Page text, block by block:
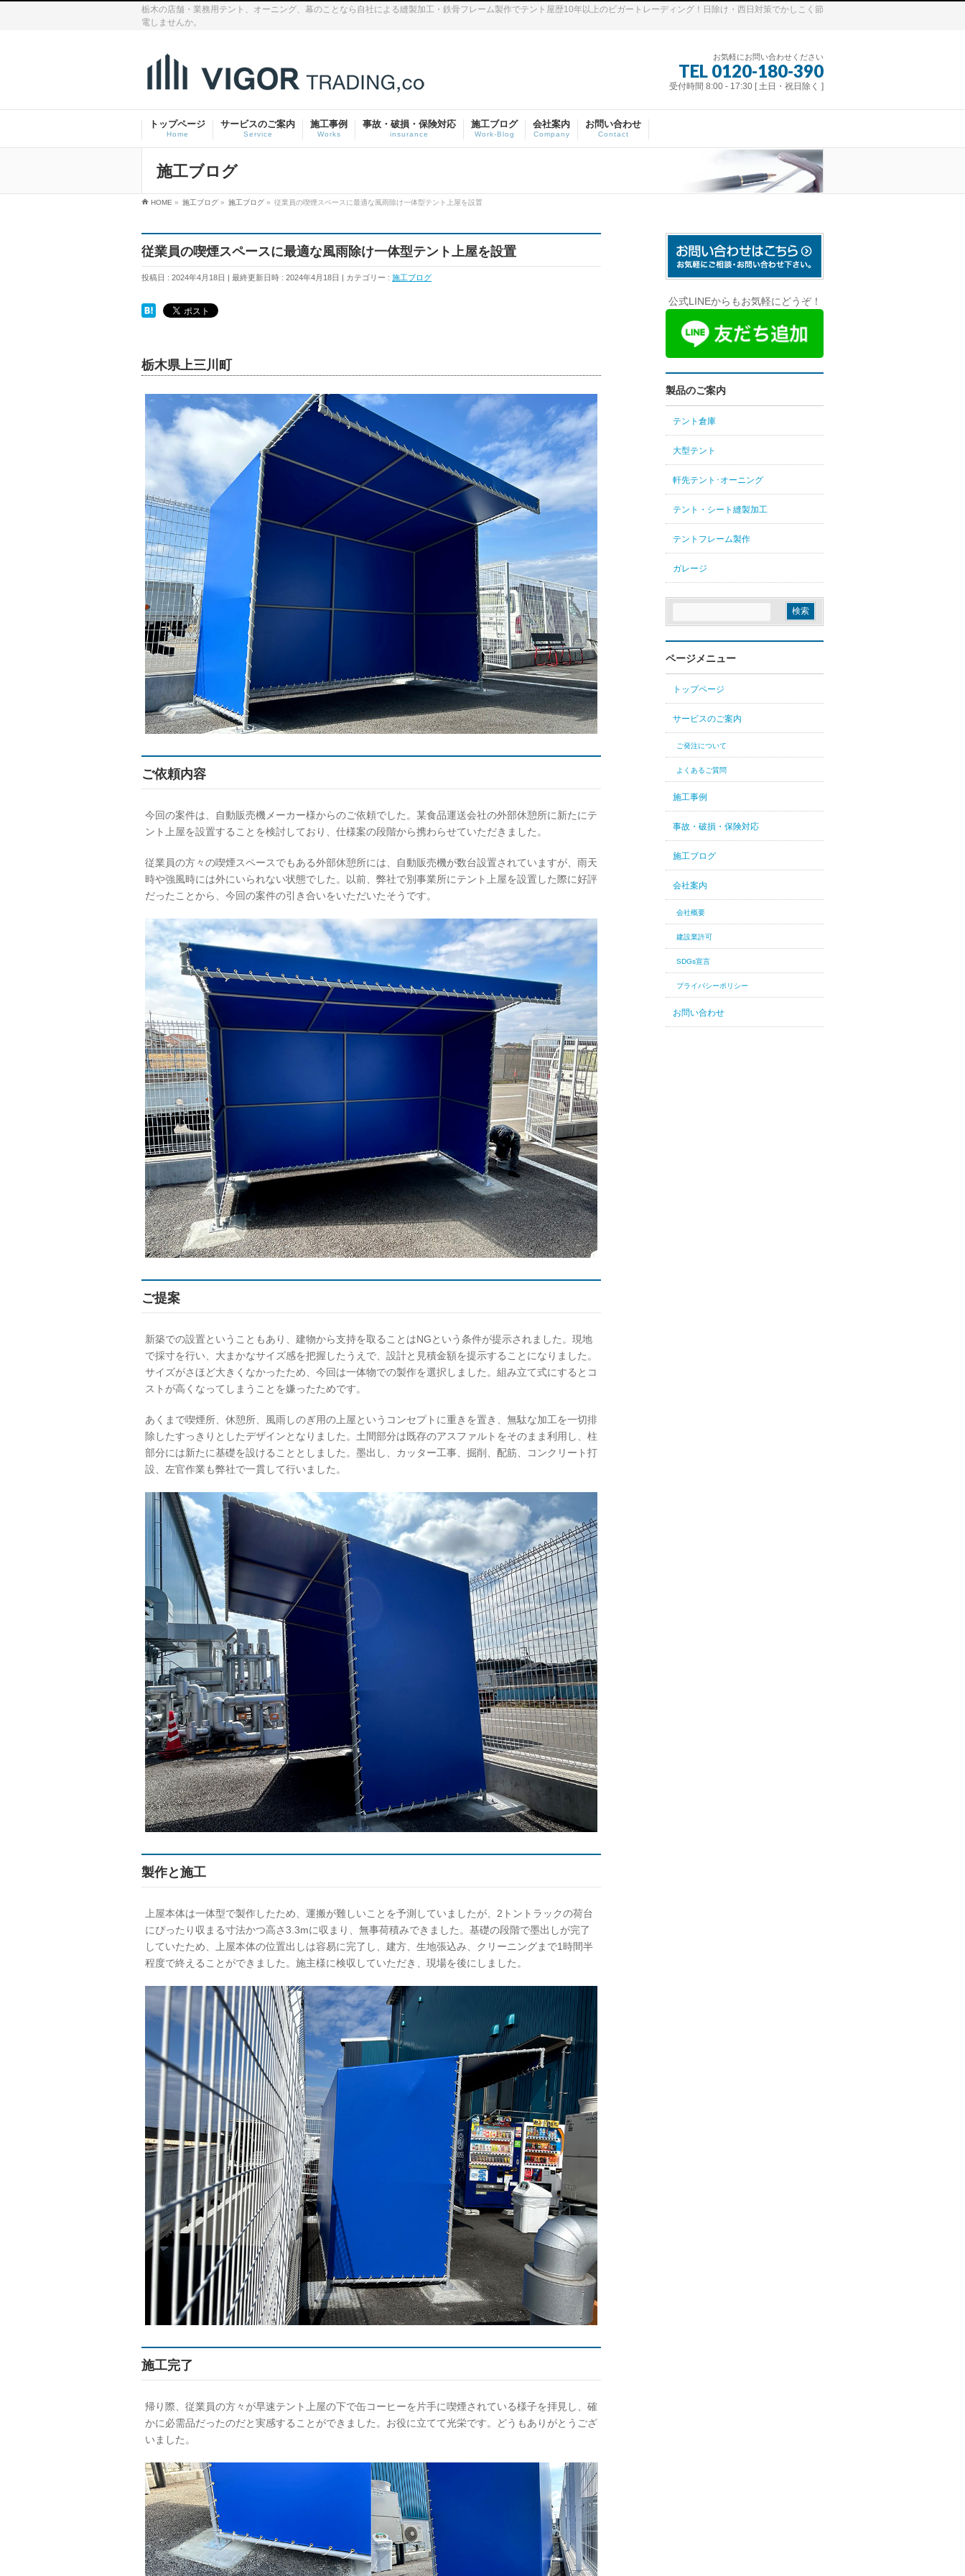
栃木の店舗・業務用テント、オーニング、幕のことなら自社による縫製加工・鉄骨フレーム製作でテント屋歴10年以上のビガートレーディング！日除け・西日対策でかしこく節
電しませんか。
お気軽にお問い合わせください
TEL 0120-180-390
受付時間 8:00 - 17:30 [ 土日・祝日除く ]
トップページ
Home
サービスのご案内
Service
施工事例
Works
事故・破損・保険対応
insurance
施工ブログ
Work-Blog
会社案内
Company
お問い合わせ
Contact
施工ブログ
HOME » 施工ブログ » 施工ブログ » 従業員の喫煙スペースに最適な風雨除け一体型テント上屋を設置
従業員の喫煙スペースに最適な風雨除け一体型テント上屋を設置
投稿日 : 2024年4月18日 最終更新日時 : 2024年4月18日 カテゴリー : 施工ブログ
栃木県上三川町
ご依頼内容
今回の案件は、自動販売機メーカー様からのご依頼でした。某食品運送会社の外部休憩所に新たにテ
ント上屋を設置することを検討しており、仕様案の段階から携わらせていただきました。
従業員の方々の喫煙スペースでもある外部休憩所には、自動販売機が数台設置されていますが、雨天
時や強風時には外にいられない状態でした。以前、弊社で別事業所にテント上屋を設置した際に好評
だったことから、今回の案件の引き合いをいただいたそうです。
ご提案
新築での設置ということもあり、建物から支持を取ることはNGという条件が提示されました。現地
で採寸を行い、大まかなサイズ感を把握したうえで、設計と見積金額を提示することになりました。
サイズがさほど大きくなかったため、今回は一体物での製作を選択しました。組み立て式にするとコ
ストが高くなってしまうことを嫌ったためです。
あくまで喫煙所、休憩所、風雨しのぎ用の上屋というコンセプトに重きを置き、無駄な加工を一切排
除したすっきりとしたデザインとなりました。土間部分は既存のアスファルトをそのまま利用し、柱
部分には新たに基礎を設けることとしました。墨出し、カッター工事、掘削、配筋、コンクリート打
設、左官作業も弊社で一貫して行いました。
製作と施工
上屋本体は一体型で製作したため、運搬が難しいことを予測していましたが、2トントラックの荷台
にぴったり収まる寸法かつ高さ3.3mに収まり、無事荷積みできました。基礎の段階で墨出しが完了
していたため、上屋本体の位置出しは容易に完了し、建方、生地張込み、クリーニングまで1時間半
程度で終えることができました。施主様に検収していただき、現場を後にしました。
施工完了
帰り際、従業員の方々が早速テント上屋の下で缶コーヒーを片手に喫煙されている様子を拝見し、確
かに必需品だったのだと実感することができました。お役に立てて光栄です。どうもありがとうござ
いました。
公式LINEからもお気軽にどうぞ！
製品のご案内
テント倉庫
大型テント
軒先テント･オーニング
テント・シート縫製加工
テントフレーム製作
ガレージ
ページメニュー
トップページ
サービスのご案内
ご発注について
よくあるご質問
施工事例
事故・破損・保険対応
施工ブログ
会社案内
会社概要
建設業許可
SDGs宣言
プライバシーポリシー
お問い合わせ